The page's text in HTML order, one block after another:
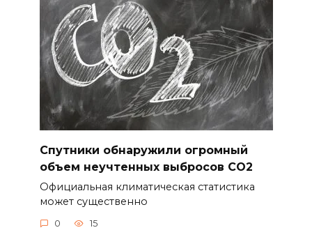
Спутники обнаружили огромный
объем неучтенных выбросов CO2
Официальная климатическая статистика
может существенно
0 15